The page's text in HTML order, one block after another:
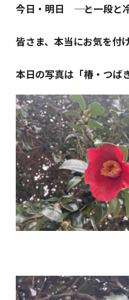
今日・明日 ―― と一段と
皆さま、本当にお気を付
本日の写真は「椿・つば